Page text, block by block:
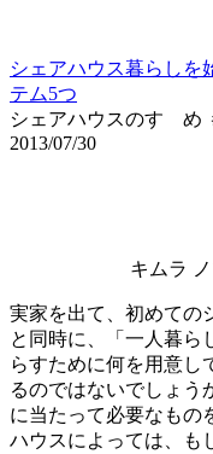
シェアハウス暮らしを
テム5つ
シェアハウスのすゝめ
2013/07/30
キムラ ノ
実家を出て、初めての
と同時に、「一人暮ら
らすために何を用意し
るのではないでしょう
に当たって必要なもの
ハウスによっては、も